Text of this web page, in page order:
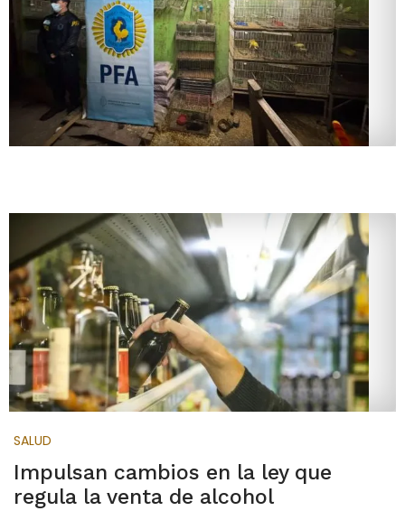
SALUD
Impulsan cambios en la ley que
regula la venta de alcohol